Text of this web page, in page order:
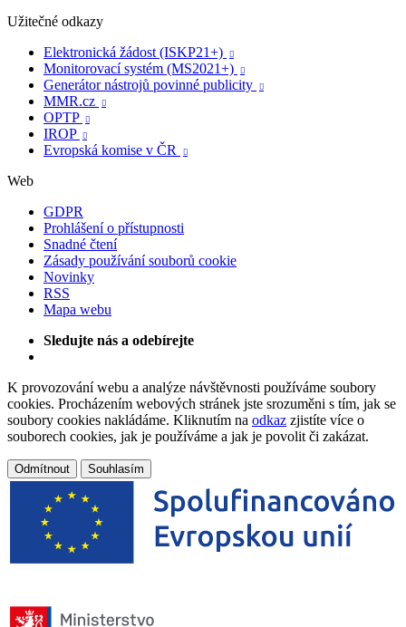
Užitečné odkazy
Elektronická žádost (ISKP21+)

Monitorovací systém (MS2021+) 
Generátor nástrojů povinné publicity 
MMR.cz 
OPTP 
IROP 
Evropská komise v ČR 
Web
GDPR
Prohlášení o přístupnosti
Snadné čtení
Zásady používání souborů cookie
Novinky
RSS
Mapa webu
Sledujte nás a odebírejte
K provozování webu a analýze návštěvnosti používáme soubory
cookies. Procházením webových stránek jste srozuměni s tím, jak se
soubory cookies nakládáme. Kliknutím na odkaz zjistíte více o
souborech cookies, jak je používáme a jak je povolit či zakázat.
Odmítnout Souhlasím